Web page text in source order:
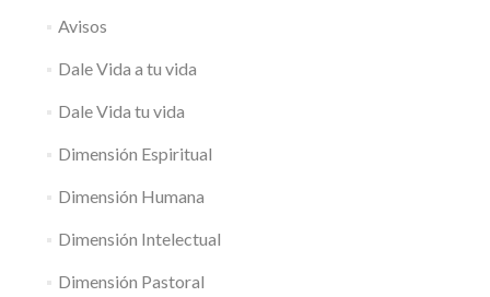
Avisos
Dale Vida a tu vida
Dale Vida tu vida
Dimensión Espiritual
Dimensión Humana
Dimensión Intelectual
Dimensión Pastoral